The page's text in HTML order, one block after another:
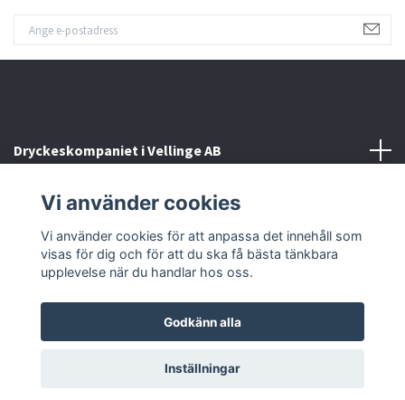
Dryckeskompaniet i Vellinge AB
Kontakta oss
Sociala medier
© 2026 Dryckeskompaniet i Vellinge
Vi använder cookies
Vi använder cookies för att anpassa det innehåll som
visas för dig och för att du ska få bästa tänkbara
upplevelse när du handlar hos oss.
Godkänn alla
Inställningar